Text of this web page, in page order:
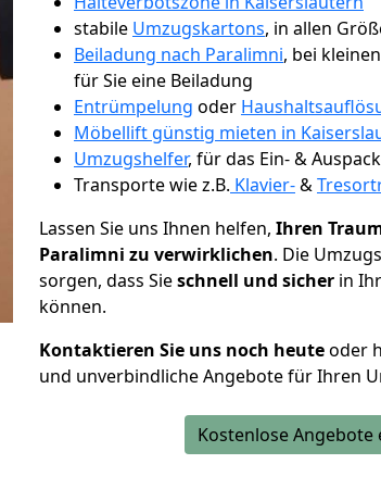
stabile Umzugskartons, in allen
Beiladung nach Paralimni, bei
für Sie eine Beiladung
Entrümpelung oder
Möbellift günstig mieten in
Umzugshelfer, für das Ein- &
Transporte wie z.B. Klavier-&
Lassen Sie uns Ihnen helfen, Ihren
Paralimni zu verwirklichen. Die
sorgen, dass Sieschnell und sicher in
können.
Kontaktieren Sie uns noch heuteoder
und unverbindliche Angebote für Ihren
Kostenlose Angebote